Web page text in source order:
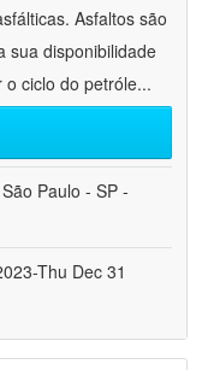
Asfaltos são
sua disponibilidade
ciclo do petróle...
Paulo - SP -
Thu Dec 31